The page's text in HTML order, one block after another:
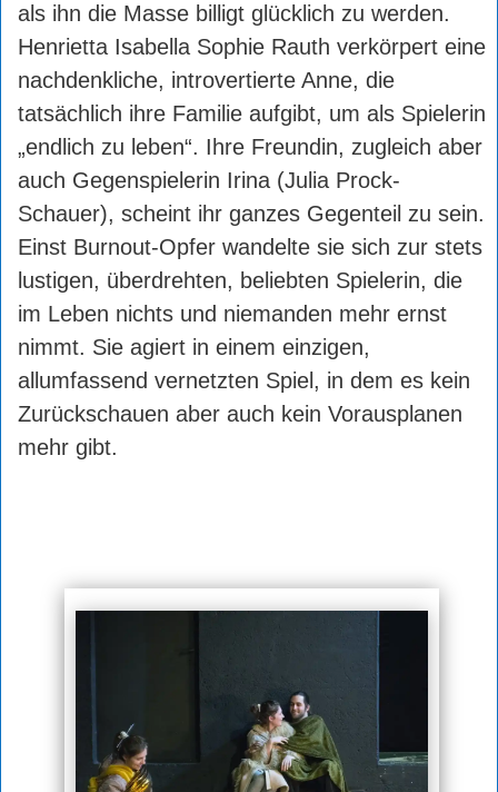
als ihn die Masse billigt glücklich zu werden.
Henrietta Isabella Sophie Rauth verkörpert eine
nachdenkliche, introvertierte Anne, die
tatsächlich ihre Familie aufgibt, um als Spielerin
„endlich zu leben“. Ihre Freundin, zugleich aber
auch Gegenspielerin Irina (Julia Prock-
Schauer), scheint ihr ganzes Gegenteil zu sein.
Einst Burnout-Opfer wandelte sie sich zur stets
lustigen, überdrehten, beliebten Spielerin, die
im Leben nichts und niemanden mehr ernst
nimmt. Sie agiert in einem einzigen,
allumfassend vernetzten Spiel, in dem es kein
Zurückschauen aber auch kein Vorausplanen
mehr gibt.